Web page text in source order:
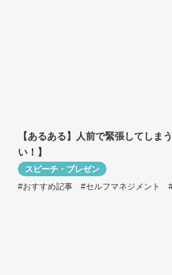
【あるある】人前で緊張してしま
い！】
スピーチ・プレゼン
#おすすめ記事
#セルフマネジメント